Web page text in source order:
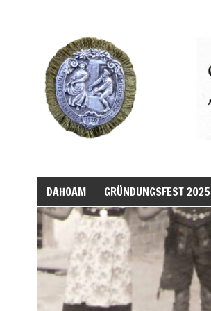
DAHOAM GRÜNDUNGSFEST 2025